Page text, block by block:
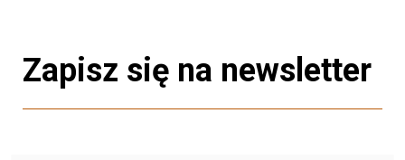
Zapisz się na newsletter